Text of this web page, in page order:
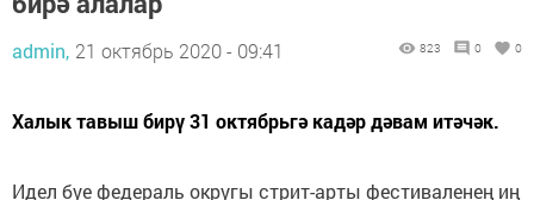
admin, 21 октябрь 2020 - 09:41 823 0 0
Халык тавыш бирү 31 октябрьгә кадәр дәвам итәчәк.
Идел буе федераль округы стрит-арты фестиваленең иң